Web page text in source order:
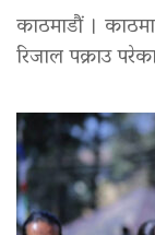
काठमाडौं ।
रिजाल पक्राउ